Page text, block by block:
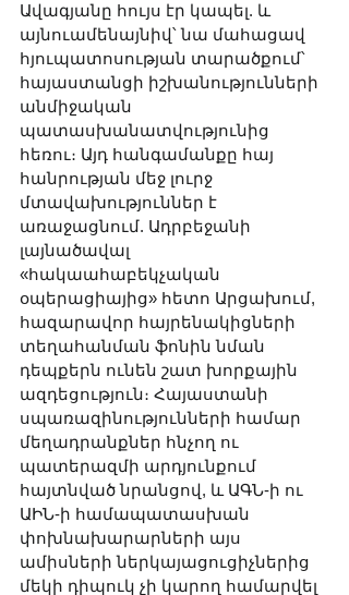
Ավագյանը հույս էր կապել. և
այնուամենայնիվ՝ նա մահացավ
հյուպատոսության տարածքում՝
հայաստանցի իշխանությունների
անմիջական
պատասխանատվությունից
հեռու։ Այդ հանգամանքը հայ
հանրության մեջ լուրջ
մտավախություններ է
առաջացնում. Ադրբեջանի
լայնածավալ
«հակաահաբեկչական
օպերացիայից» հետո Արցախում,
հազարավոր հայրենակիցների
տեղահանման ֆոնին նման
դեպքերն ունեն շատ խորքային
ազդեցություն։ Հայաստանի
սպառազինությունների համար
մեղադրանքներ հնչող ու
պատերազմի արդյունքում
հայտնված նրանցով, և ԱԳՆ-ի ու
ԱԻՆ-ի համապատասխան
փոխնախարարների այս
ամիսների ներկայացուցիչներից
մեկի դիպուկ չի կարող համարվել